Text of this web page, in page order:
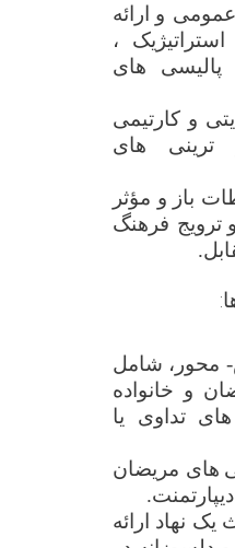
عمومی و ارائه
استراتیژیک ،
های
و کارتیمی
ترینی های
باز و مؤثر
ترویج فرهنگ
:
‌محور، شامل
و خانواده‌
تداوی یا
‌های مریضان
.
نهاد ارائه‌